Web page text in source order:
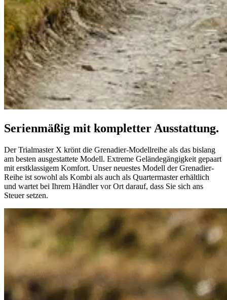
Serienmäßig mit kompletter Ausstattung.
Der Trialmaster X krönt die Grenadier-Modellreihe als das bislang
am besten ausgestattete Modell. Extreme Geländegängigkeit gepaart
mit erstklassigem Komfort. Unser neuestes Modell der Grenadier-
Reihe ist sowohl als Kombi als auch als Quartermaster erhältlich
und wartet bei Ihrem Händler vor Ort darauf, dass Sie sich ans
Steuer setzen.